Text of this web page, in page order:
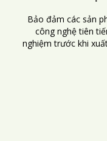
Bảo đảm các sản
công nghệ tiên
nghiệm trước khi